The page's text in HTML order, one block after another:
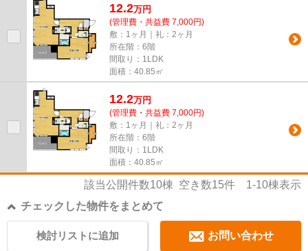
12.2万円
(管理費・共益費 7,000円)
敷：1ヶ月｜礼：2ヶ月
所在階：6階
間取り：1LDK
面積：40.85㎡
12.2万円
(管理費・共益費 7,000円)
敷：1ヶ月｜礼：2ヶ月
所在階：6階
間取り：1LDK
面積：40.85㎡
該当公開件数10棟 空き数15件 1-10棟表示
チェックした物件をまとめて
お問い合わせ
検討リストに追加